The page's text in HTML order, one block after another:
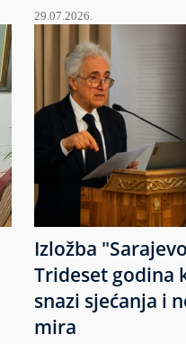
29.07.2026.
Izložba
Trideset godina
snazi sjećanja i
mira